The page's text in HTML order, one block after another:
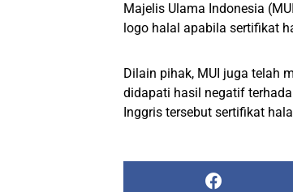
Majelis Ulama Indonesia
logo halal apabila sertifikat
Dilain pihak, MUI juga telah
didapati hasil negatif
Inggris tersebut sertifikat